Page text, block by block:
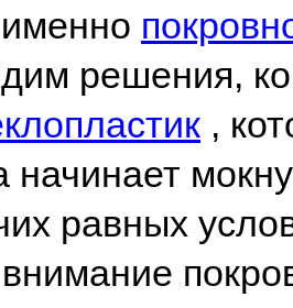
решения,
,
начинает
равных